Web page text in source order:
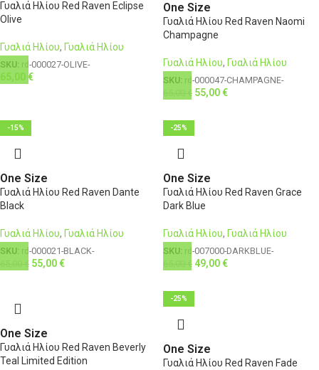
Γυαλιά Ηλίου Red Raven Eclipse
Olive
Γυαλιά Ηλίου, Γυαλιά Ηλίου
SKU: rd-000027-OLIVE-
65,00 €
One Size
Γυαλιά Ηλίου Red Raven Naomi
Champagne
Γυαλιά Ηλίου, Γυαλιά Ηλίου
SKU: rd-000047-CHAMPAGNE-
€ 55,00€
-15%
One Size
Γυαλιά Ηλίου Red Raven Dante
Black
Γυαλιά Ηλίου, Γυαλιά Ηλίου
SKU: rd-000021-BLACK-
€ 55,00€
-25%
One Size
Γυαλιά Ηλίου Red Raven Grace
Dark Blue
Γυαλιά Ηλίου, Γυαλιά Ηλίου
SKU: rd-007000-DARKBLUE-
€ 49,00€
One Size
Γυαλιά Ηλίου Red Raven Beverly
Teal Limited Edition
-25%
One Size
Γυαλιά Ηλίου Red Raven Fade